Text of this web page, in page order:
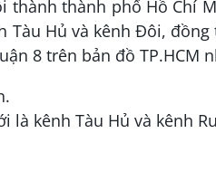
thành thành phố Hồ Chí
Tàu Hủ và kênh Đôi,
8 trên bản đồ TP.HCM
là kênh Tàu Hủ và kênh